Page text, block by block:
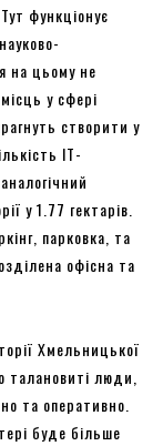
функціонує
на цьому не
у сфері
створити у
ІТ-
у 1.77 гектарів.
парковка, та
офісна та
Хмельницької
талановиті люди,
та оперативно.
буде більше